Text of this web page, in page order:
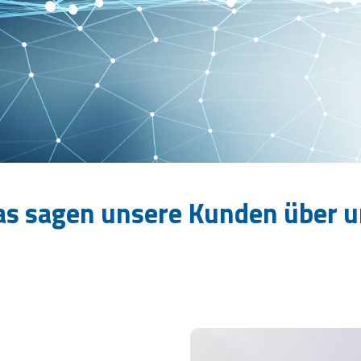
sagen unsere Kunden über